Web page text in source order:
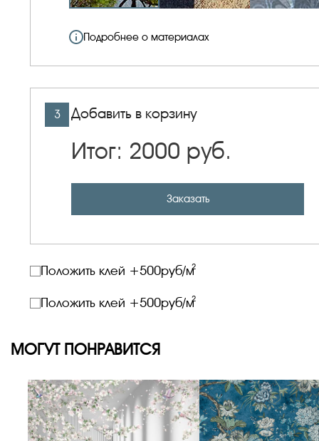
Подробнее о материалах
3 Добавить в корзину
Итог: 2000 руб.
Заказать
Положить клей +500руб/м2
Положить клей +500руб/м2
МОГУТ ПОНРАВИТСЯ